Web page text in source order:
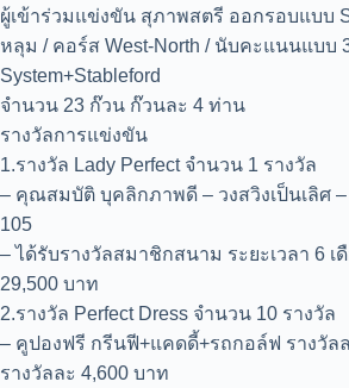
ผู้เข้าร่วมแข่งขัน สุภาพสตรี ออกรอบแบบ
หลุม / คอร์ส West-North / นับคะแนนแบบ
System+Stableford
จำนวน 23 ก๊วน ก๊วนละ 4 ท่าน
รางวัลการแข่งขัน
1.รางวัล Lady Perfect จำนวน 1 รางวัล
– คุณสมบัติ บุคลิกภาพดี – วงสวิงเป็นเลิศ
105
– ได้รับรางวัลสมาชิกสนาม ระยะเวลา 6 เ
29,500 บาท
2.รางวัล Perfect Dress จำนวน 10 รางวัล
– คูปองฟรี กรีนฟี+แคดดี้+รถกอล์ฟ รางวัล
รางวัลละ 4,600 บาท